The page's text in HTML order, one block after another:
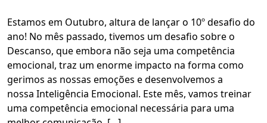
Estamos em Outubro, altura de lançar o 10º desafio do
ano! No mês passado, tivemos um desafio sobre o
Descanso, que embora não seja uma competência
emocional, traz um enorme impacto na forma como
gerimos as nossas emoções e desenvolvemos a
nossa Inteligência Emocional. Este mês, vamos treinar
uma competência emocional necessária para uma